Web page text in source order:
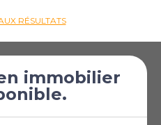
RÉSULTATS
€223 000
immobilier